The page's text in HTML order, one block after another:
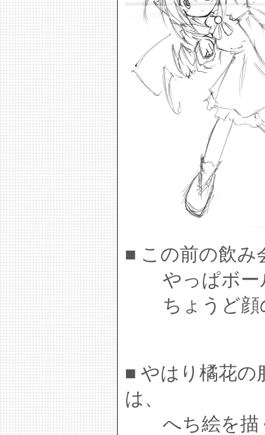
■ この前の飲み
やっぱボー
ちょうど顔
■ やはり橘花
は、
へち絵を描